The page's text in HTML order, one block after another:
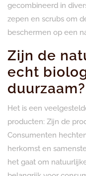
gecombineerd in
zepen en scrubs om
beschermen op een
Zijn de
echt
duurzaam?
Het is een
producten: Zijn de
Consumenten
herkomst en
het gaat om